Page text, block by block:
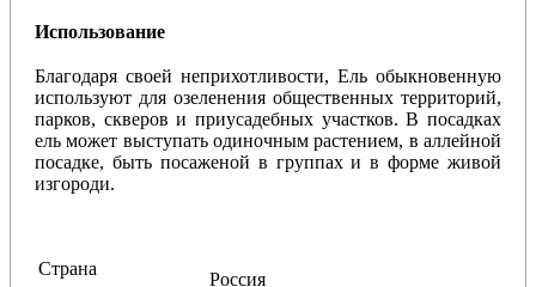
Использование
Благодаря своей неприхотливости, Ель обыкновенную
используют для озеленения общественных территорий,
парков, скверов и приусадебных участков. В посадках
ель может выступать одиночным растением, в аллейной
посадке, быть посаженой в группах и в форме живой
изгороди.
Страна
Россия